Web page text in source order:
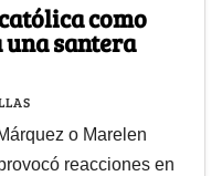
como
santera
o Marelen
reacciones en